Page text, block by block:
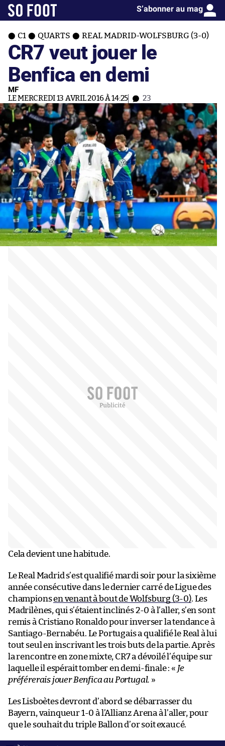
S’abonner au mag
C1 QUARTS REAL MADRID-WOLFSBURG (3-0)
CR7 veut jouer le
Benfica en demi
MF
LE MERCREDI 13 AVRIL 2016 À 14:25 23
Cela devient une habitude.
Le Real Madrid s’est qualifié mardi soir pour la sixième
année consécutive dans le dernier carré de Ligue des
championsen venant à bout de Wolfsburg (3-0). Les
Madrilènes, qui s’étaient inclinés 2-0 à l’aller, s’en sont
remis à Cristiano Ronaldo pour inverser la tendance à
Santiago-Bernabéu. Le Portugais a qualifié le Real à lui
tout seul en inscrivant les trois buts de la partie. Après
la rencontre en zone mixte, CR7 a dévoilé l’équipe sur
laquelle il espérait tomber en demi-finale : « Je
préférerais jouer Benfica au Portugal. »
Les Lisboètes devront d’abord se débarrasser du
Bayern, vainqueur 1-0 à l’Allianz Arena à l’aller, pour
que le souhait du triple Ballon d’or soit exaucé.